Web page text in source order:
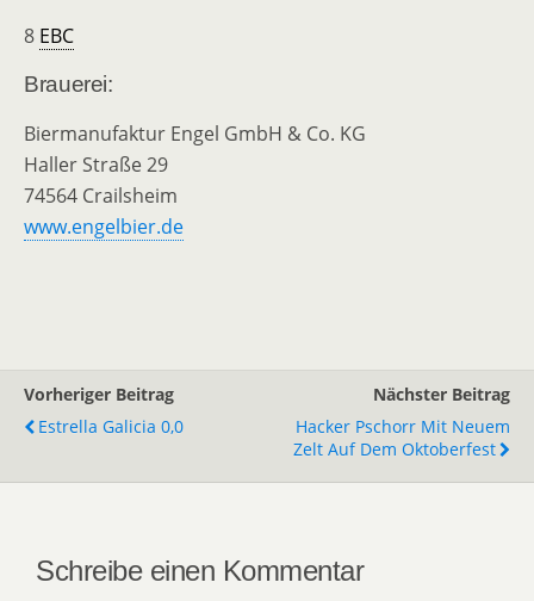
8 EBC
Brauerei:
Biermanufaktur Engel GmbH & Co. KG
Haller Straße 29
74564 Crailsheim
www.engelbier.de
Vorheriger Beitrag
Estrella Galicia 0,0
Nächster Beitrag
Hacker Pschorr Mit Neuem
Zelt Auf Dem Oktoberfest
Schreibe einen Kommentar